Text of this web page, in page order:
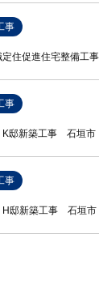
事
住促進住宅整備工事
事
K邸新築工事 石垣
事
H邸新築工事 石垣